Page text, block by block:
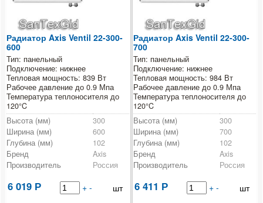
Насосное оборудование
Счетчики
Фильтры
Котлы
Теплые полы
Конвекторы
Сантехнические аксессуары
Монтажные инструменты
Радиатор Axis Ventil 22-300-
600
Тип: панельный
Подключение: нижнее
Тепловая мощность: 839 Вт
Рабочее давление до 0.9 Мпа
Температура теплоносителя до
120°C
Высота (мм)
300
Ширина (мм)
600
Глубина (мм)
102
Бренд
Axis
Производитель
Россия
6 019 Р + - шт
Радиатор Axis Ventil 22-300-
700
Тип: панельный
Подключение: нижнее
Тепловая мощность: 984 Вт
Рабочее давление до 0.9 Мпа
Температура теплоносителя до
120°C
Высота (мм)
300
Ширина (мм)
700
Глубина (мм)
102
Бренд
Axis
Производитель
Россия
6 411 Р + - шт